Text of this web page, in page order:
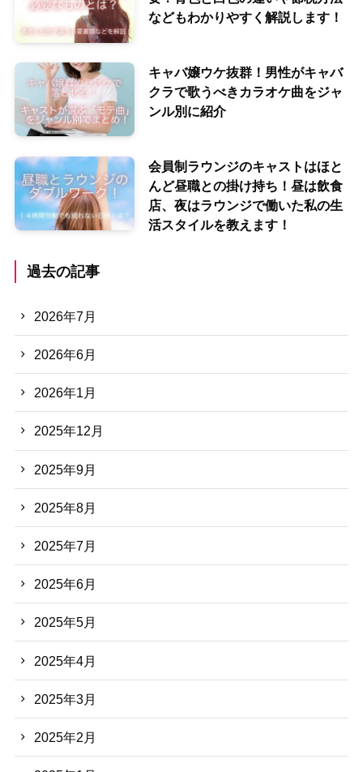
などもわかりやすく解説します！
キャバ嬢ウケ抜群！男性がキャバ
クラで歌うべきカラオケ曲をジャ
ンル別に紹介
会員制ラウンジのキャストはほと
んど昼職との掛け持ち！昼は飲食
店、夜はラウンジで働いた私の生
活スタイルを教えます！
過去の記事
2026年7月
2026年6月
2026年1月
2025年12月
2025年9月
2025年8月
2025年7月
2025年6月
2025年5月
2025年4月
2025年3月
2025年2月